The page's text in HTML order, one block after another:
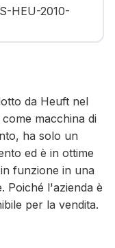
HEU-2010-
da Heuft nel
macchina di
ha solo un
ed è in ottime
funzione in una
Poiché l'azienda è
per la vendita.